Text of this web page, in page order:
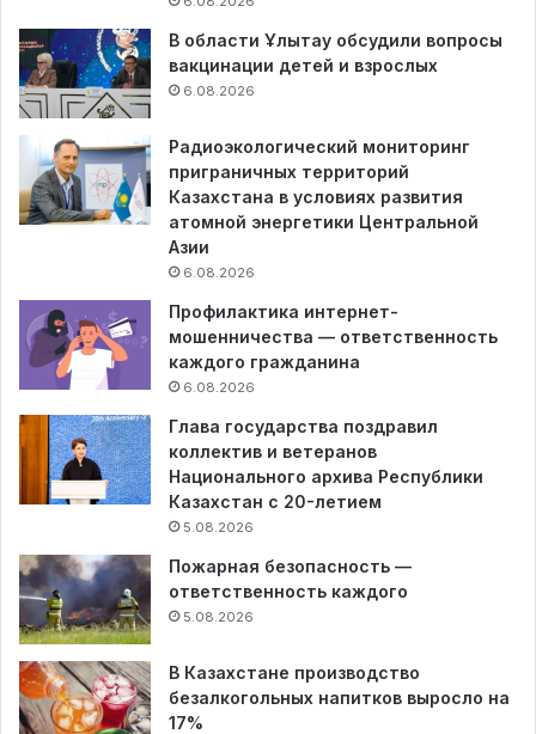
В области Ұлытау обсудили вопросы
вакцинации детей и взрослых
6.08.2026
Радиоэкологический мониторинг
приграничных территорий
Казахстана в условиях развития
атомной энергетики Центральной
Азии
6.08.2026
Профилактика интернет-
мошенничества — ответственность
каждого гражданина
6.08.2026
Глава государства поздравил
коллектив и ветеранов
Национального архива Республики
Казахстан с 20-летием
5.08.2026
Пожарная безопасность —
ответственность каждого
5.08.2026
В Казахстане производство
безалкогольных напитков выросло на
17%